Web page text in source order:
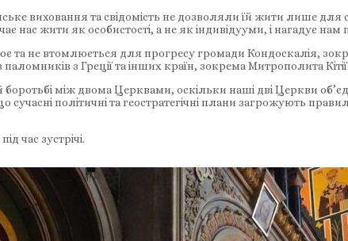
виховання та свідомість не дозволяли їй жити лише
нас жити як особистості, а не як індивідууми, і нагадує нам
та не втомлюється для прогресу громади Кондоскалія,
з Греції та інших країн, зокрема Митрополита
боротьбі між двома Церквами, оскільки наші дві Церкви
сучасні політичні та геостратегічні плани загрожують
час зустрічі.